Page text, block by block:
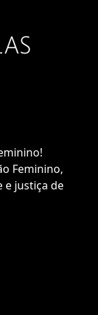
Feminino,
e justiça de